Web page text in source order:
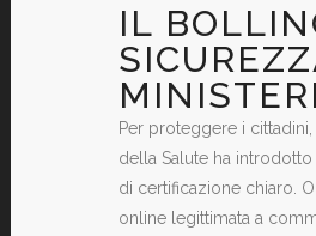
IL
Per proteggere i
della Salute ha introdotto
di certificazione chiaro.
online legittimata a